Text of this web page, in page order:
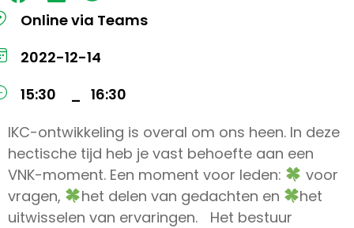
Online via Teams
2022-12-14
15:30
– 16:30
IKC-ontwikkeling is overal om ons heen. In deze
hectische tijd heb je vast behoefte aan een
VNK-moment. Een moment voor leden:
voor
vragen,
het delen van gedachten en
het
uitwisselen van ervaringen. Het bestuur